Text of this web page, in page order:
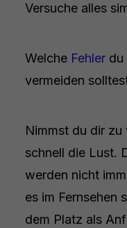
Versuche alles
Welche Fehlerdu
vermeiden
Nimmst du dir zu
schnell die Lust.
werden nicht
es im Fernsehen
dem Platz als